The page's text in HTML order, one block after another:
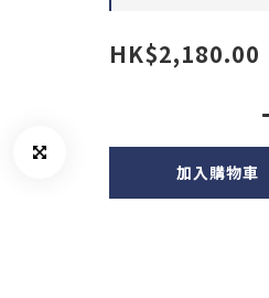
HK$2,180.00
加入購物車